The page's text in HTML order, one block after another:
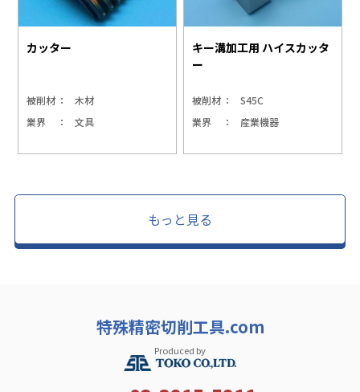
カッター
被削材
木材
業界
文具
キー溝加工用 ハイスカッタ
ー
被削材
S45C
業界
産業機器
もっと見る
特殊精密切削工具.com
Produced by